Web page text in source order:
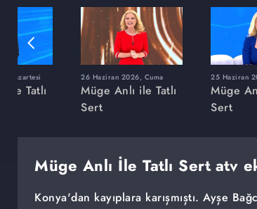
Pazartesi
ile Tatlı
26 Haziran 2026, Cuma
Müge Anlı ile Tatlı
Sert
25 Haziran
Müge
Sert
Müge Anlı İle Tatlı Sert atv
Konya'dan kayıplara karışmıştı. Ayşe